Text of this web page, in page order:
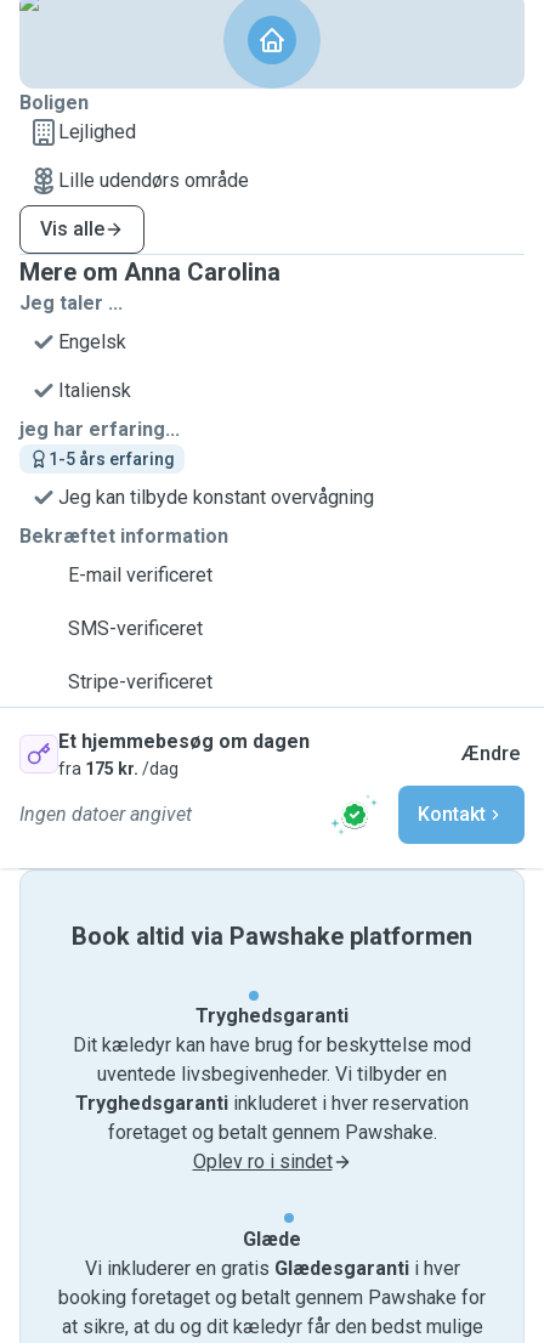
Boligen
Lejlighed
Lille udendørs område
Vis alle
Mere om Anna Carolina
Jeg taler ...
Engelsk
Italiensk
jeg har erfaring...
1-5 års erfaring
Jeg kan tilbyde konstant overvågning
Bekræftet information
E-mail verificeret
SMS-verificeret
Stripe-verificeret
Et hjemmebesøg om dagen
fra 175 kr. /dag
Ændre
Ingen datoer angivet Kontakt
Book altid via Pawshake platformen
Tryghedsgaranti
Dit kæledyr kan have brug for beskyttelse mod
uventede livsbegivenheder. Vi tilbyder en
Tryghedsgaranti inkluderet i hver reservation
foretaget og betalt gennem Pawshake.
Oplev ro i sindet
Glæde
Vi inkluderer en gratis Glædesgarantii hver
booking foretaget og betalt gennem Pawshake for
at sikre, at du og dit kæledyr får den bedst mulige